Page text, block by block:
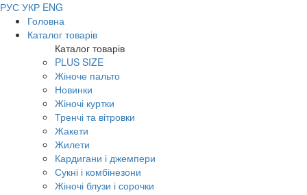
РУС УКР ENG
Головна
Каталог товарів
Каталог товарів
PLUS SIZE
Жіноче пальто
Новинки
Жіночі куртки
Тренчі та вітровки
Жакети
Жилети
Кардигани і джемпери
Сукні і комбінезони
Жіночі блузи і сорочки